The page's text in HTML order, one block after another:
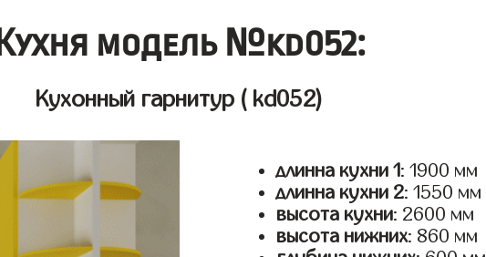
Кухня модель №kd052:
Кухонный гарнитур ( kd052)
длинна кухни 1: 1900 мм
длинна кухни 2: 1550 мм
высота кухни: 2600 мм
высота нижних: 860 мм